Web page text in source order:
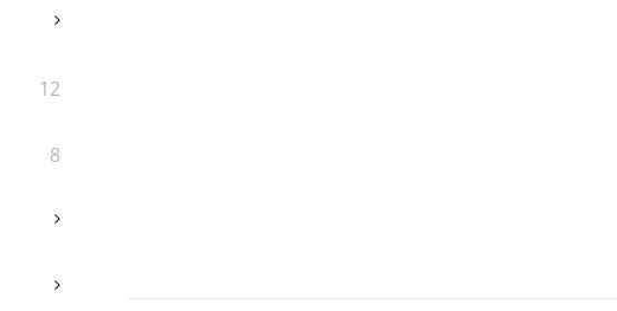
12
8